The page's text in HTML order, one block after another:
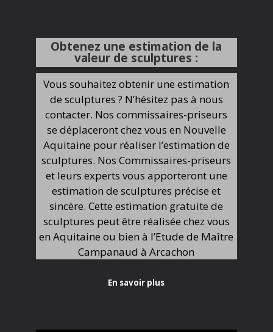
Obtenez une estimation de la
valeur de sculptures :
Vous souhaitez obtenir une estimation
de sculptures ? N’hésitez pas à nous
contacter. Nos commissaires-priseurs
se déplaceront chez vous en Nouvelle
Aquitaine pour réaliser l’estimation de
sculptures. Nos Commissaires-priseurs
et leurs experts vous apporteront une
estimation de sculptures précise et
sincère. Cette estimation gratuite de
sculptures peut être réalisée chez vous
en Aquitaine ou bien à l’Etude de Maître
Campanaud à Arcachon
En savoir plus